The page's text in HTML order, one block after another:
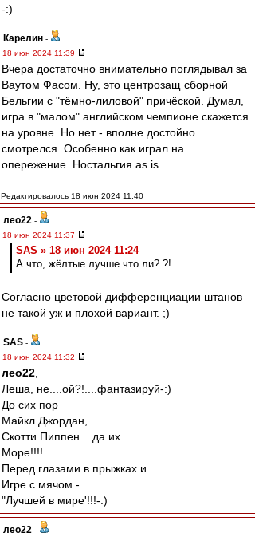
-:)
Карелин -
18 июн 2024 11:39
Вчера достаточно внимательно поглядывал за
Ваутом Фасом. Ну, это центрозащ сборной
Бельгии с "тёмно-лиловой" причёской. Думал,
игра в "малом" английском чемпионе скажется
на уровне. Но нет - вполне достойно
смотрелся. Особенно как играл на
опережение. Ностальгия as is.
Редактировалось 18 июн 2024 11:40
лео22 -
18 июн 2024 11:37
SAS » 18 июн 2024 11:24
А что, жёлтые лучше что ли? ?!
Согласно цветовой дифференциации штанов
не такой уж и плохой вариант. ;)
SAS -
18 июн 2024 11:32
лео22
Леша, не....ой?!....фантазируй-:)
До сих пор
Майкл Джордан,
Скотти Пиппен....да их
Море!!!!
Перед глазами в прыжках и
Игре с мячом -
"Лучшей в мире'!!!-:)
лео22 -